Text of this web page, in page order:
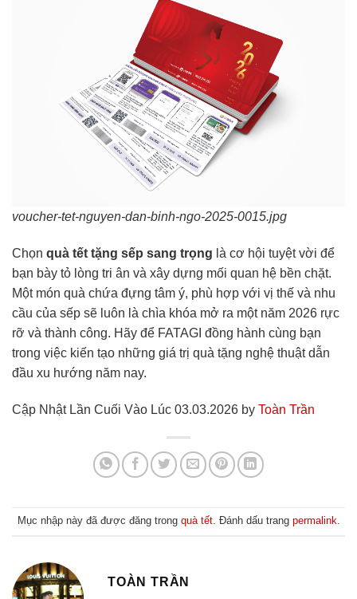
voucher-tet-nguyen-dan-binh-ngo-2025-0015.jpg
Chọn quà tết tặng sếp sang trọng là cơ hội tuyệt vời để
bạn bày tỏ lòng tri ân và xây dựng mối quan hệ bền chặt.
Một món quà chứa đựng tâm ý, phù hợp với vị thế và nhu
cầu của sếp sẽ luôn là chìa khóa mở ra một năm 2026 rực
rỡ và thành công. Hãy để FATAGI đồng hành cùng bạn
trong việc kiến tạo những giá trị quà tặng nghệ thuật dẫn
đầu xu hướng năm nay.
Cập Nhật Lần Cuối Vào Lúc 03.03.2026 by Toàn Trần
Mục nhập này đã được đăng trong quà tết. Đánh dấu trang permalink.
TOÀN TRẦN